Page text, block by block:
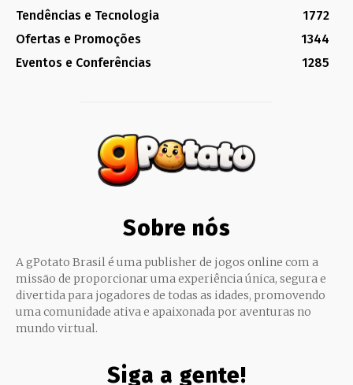
Tendências e Tecnologia
1772
Ofertas e Promoções
1344
Eventos e Conferências
1285
Sobre nós
A gPotato Brasil é uma publisher de jogos online com a
missão de proporcionar uma experiência única, segura e
divertida para jogadores de todas as idades, promovendo
uma comunidade ativa e apaixonada por aventuras no
mundo virtual.
Siga a gente!